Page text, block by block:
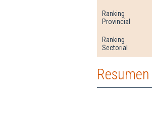
Ranking
Provincial
Ranking
Sectorial